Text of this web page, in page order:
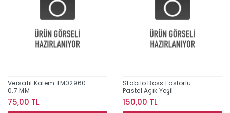
Versatil Kalem TM02960
0.7 MM
75,00 TL
Stabilo Boss Fosforlu-
Pastel Açık Yeşil
150,00 TL